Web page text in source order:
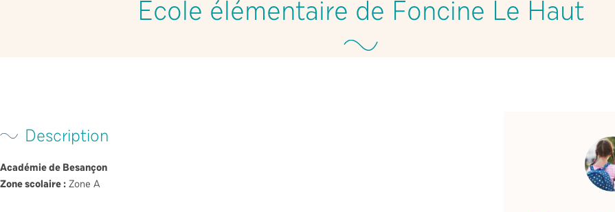
Ecole élémentaire de Foncine Le Haut
Description
Académie de Besançon
Zone scolaire : Zone A